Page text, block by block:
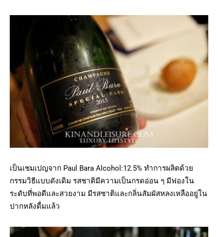
เป็นเชมเปญจาก Paul Bara Alcohol:12.5% ทำการผลิตด้วย
กรรมวิธีแบบดังเดิม รสชาติมีความเป็นกรดอ่อน ๆ มีฟองใน
ระดับที่พอดีและสวยงาม มีรสชาติและกลิ่นสัมผัสหลงเหลืออยู่ใน
ปากหลังดื่มแล้ว